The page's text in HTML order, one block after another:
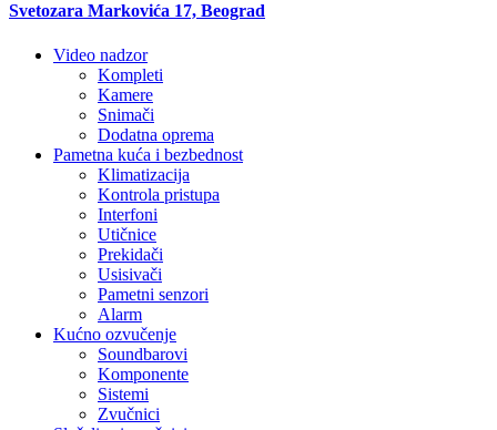
Svetozara Markovića 17, Beograd
Video nadzor
Kompleti
Kamere
Snimači
Dodatna oprema
Pametna kuća i bezbednost
Klimatizacija
Kontrola pristupa
Interfoni
Utičnice
Prekidači
Usisivači
Pametni senzori
Alarm
Kućno ozvučenje
Soundbarovi
Komponente
Sistemi
Zvučnici